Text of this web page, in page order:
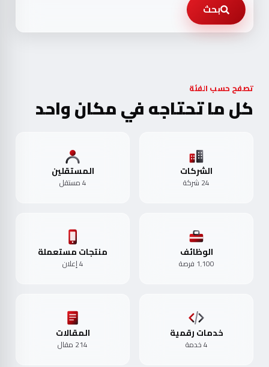
بحث
تصفح حسب الفئة
كل ما تحتاجه في مكان واحد
الشركات
24 شركة
المستقلين
4 مستقل
الوظائف
1٬100 فرصة
منتجات مستعملة
4 إعلان
خدمات رقمية
4 خدمة
المقالات
214 مقال